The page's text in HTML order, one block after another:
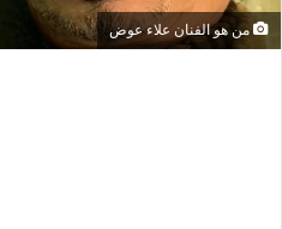
من هو الفنان علاء عوض